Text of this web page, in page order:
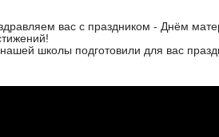
вас с праздником - Днём
школы подготовили для вас